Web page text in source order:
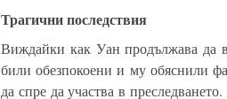
Трагични последствия
Виждайки как Уан продължава да
били обезпокоени и му обяснили
да спре да участва в